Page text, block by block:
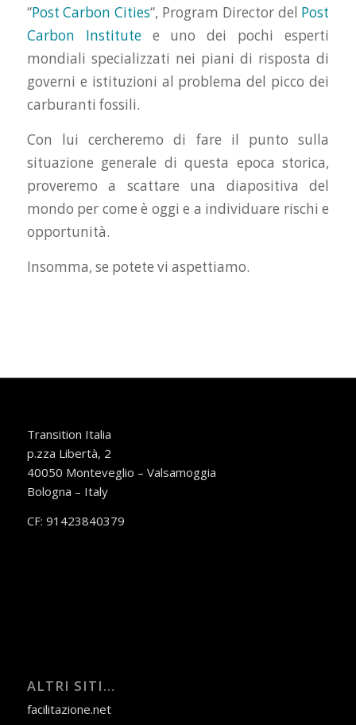
“Post Carbon Cities“, Program Director del Post
Carbon Institutee uno dei pochi esperti
mondiali specializzati nei piani di risposta di
governi e istituzioni al problema del picco dei
carburanti fossili.
Con lui cercheremo di fare il punto sulla
situazione generale di questa epoca storica,
proveremo a scattare una diapositiva del
mondo per come è oggi e a individuare rischi e
opportunità.
Insomma, se potete vi aspettiamo.
Transition Italia
p.zza Libertà, 2
40050 Monteveglio – Valsamoggia
Bologna – Italy
CF: 91423840379
ALTRI SITI…
facilitazione.net